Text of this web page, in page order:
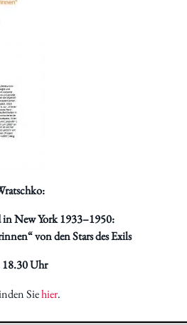
New York 1933–1950:
von den Stars des Exils
Uhr
Siehier.